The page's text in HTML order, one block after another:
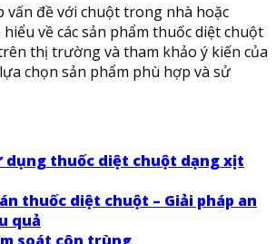
vấn đề với chuột trong nhà hoặc
về các sản phẩm thuốc diệt chuột
thị trường và tham khảo ý kiến của
chọn sản phẩm phù hợp và sử
dụng thuốc diệt chuột dạng xịt
thuốc diệt chuột – Giải pháp an
quả